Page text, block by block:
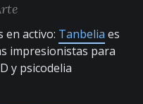
en activo: Tanbelia es
impresionistas para
y psicodelia